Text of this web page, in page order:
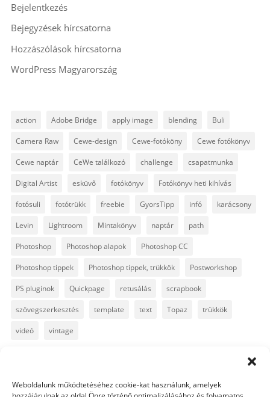
Weboldalunk működtetéséhez cookie-kat használunk, amelyek
Bejelentkezés
Bejegyzések hírcsatorna
Hozzászólások hírcsatorna
WordPress Magyarország
action Adobe Bridge apply image blending Buli
Camera Raw Cewe-design Cewe-fotóköny Cewe fotókönyv
Cewe naptár CeWe találkozó challenge csapatmunka
Digital Artist esküvő fotókönyv Fotókönyv heti kihívás
fotósuli fotótrükk freebie GyorsTipp infó karácsony
Levin Lightroom Mintakönyv naptár path
Photoshop Photoshop alapok Photoshop CC
Photoshop tippek Photoshop tippek, trükkök Postworkshop
PS pluginok Quickpage retusálás scrapbook
szövegszerkesztés template text Topaz trükkök
videó vintage